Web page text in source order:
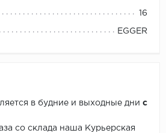
16
EGGER
в будние и выходные дни с
со склада наша Курьерская